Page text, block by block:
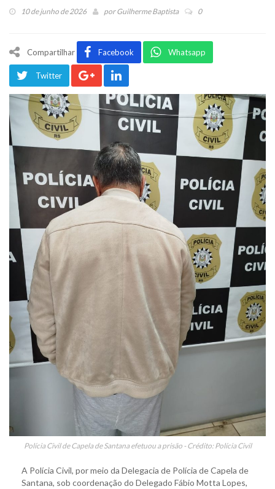
10 de junho de 2026 porGuilherme Baptista 0
Compartilhar Facebook Whatsapp
Twitter
Polícia Civil de Capela de Santana efetuou a prisão - Crédito: Polícia Civil
A Polícia Civil, por meio da Delegacia de Polícia de Capela de
Santana, sob coordenação do Delegado Fábio Motta Lopes,